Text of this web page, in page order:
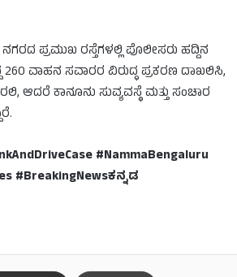
ಪ್ರಮುಖ ರಸ್ತೆಗಳಲ್ಲಿ ಪೊಲೀಸರು ಹದ್ದಿನ
260 ವಾಹನ ಸವಾರರ ವಿರುದ್ಧ ಪ್ರಕರಣ ದಾಖಲಿಸಿ,
ಆದರೆ ಕಾನೂನು ಸುವ್ಯವಸ್ಥೆ ಮತ್ತು ಸಂಚಾರ
#NammaBengaluru
#BreakingNewsಕನ್ನಡ